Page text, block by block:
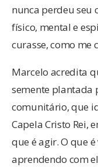
nunca perdeu seu
físico, mental e
curasse, como me
Marcelo acredita
semente plantada
comunitário, que
Capela Cristo Rei,
que é agir. O que é
aprendendo com